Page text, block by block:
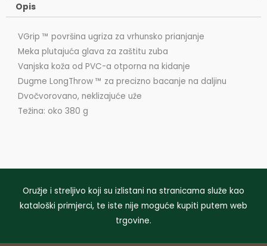
Opis
VGrip ™ površina ugriza za vrhunsko prianjanje
Meka plutajuća glava za zaštitu zuba
Vanjska koža od PVC-a otporna na kidanje
Dugme LongThrow ™ za precizno bacanje na daljinu
Dvočvorovano, neklizajuće uže
Težina: oko 380 g
Oružje i streljivo koji su izlistani na stranicama služe kao
kataloški primjerci, te iste nije moguće kupiti putem web
trgovine.